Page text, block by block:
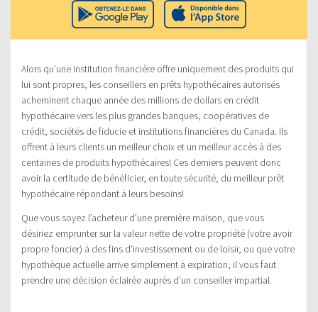
Alors qu’une institution financière offre uniquement des produits qui
lui sont propres, les conseillers en prêts hypothécaires autorisés
acheminent chaque année des millions de dollars en crédit
hypothécaire vers les plus grandes banques, coopératives de
crédit, sociétés de fiducie et institutions financières du Canada. Ils
offrent à leurs clients un meilleur choix et un meilleur accès à des
centaines de produits hypothécaires! Ces derniers peuvent donc
avoir la certitude de bénéficier, en toute sécurité, du meilleur prêt
hypothécaire répondant à leurs besoins!
Que vous soyez l’acheteur d’une première maison, que vous
désiriez emprunter sur la valeur nette de votre propriété (votre avoir
propre foncier) à des fins d’investissement ou de loisir, ou que votre
hypothèque actuelle arrive simplement à expiration, il vous faut
prendre une décision éclairée auprès d’un conseiller impartial.